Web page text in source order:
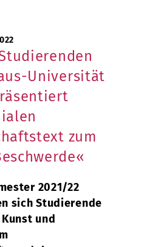
Universität
zum
2021/22
sich Studierende
und